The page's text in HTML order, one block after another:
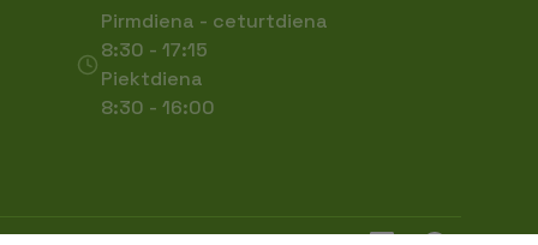
Pirmdiena - ceturtdiena
8:30 - 17:15
Piektdiena
8:30 - 16:00